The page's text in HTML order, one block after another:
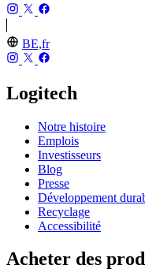
BE,fr
Logitech
Notre histoire
Emplois
Investisseurs
Blog
Presse
Développement
Recyclage
Accessibilité
Acheter des